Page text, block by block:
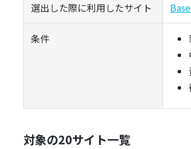
選出した際に利用したサイト
条件
対象の20サイト一覧